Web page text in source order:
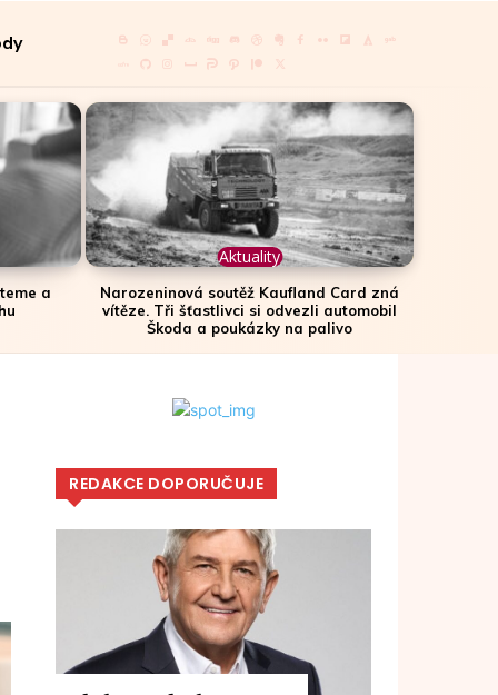
a
Aktuality
Narozeninová soutěž Kaufland Card zná
vítěze. Tři šťastlivci si odvezli automobil
Škoda a poukázky na palivo
REDAKCE DOPORUČUJE